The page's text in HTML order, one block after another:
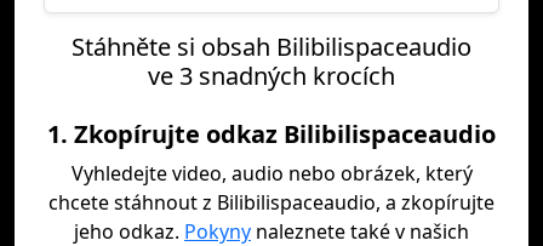
Stáhněte si obsah Bilibilispaceaudio
ve 3 snadných krocích
1. Zkopírujte odkaz Bilibilispaceaudio
Vyhledejte video, audio nebo obrázek, který
chcete stáhnout z Bilibilispaceaudio, a zkopírujte
jeho odkaz. Pokyny naleznete také v našich